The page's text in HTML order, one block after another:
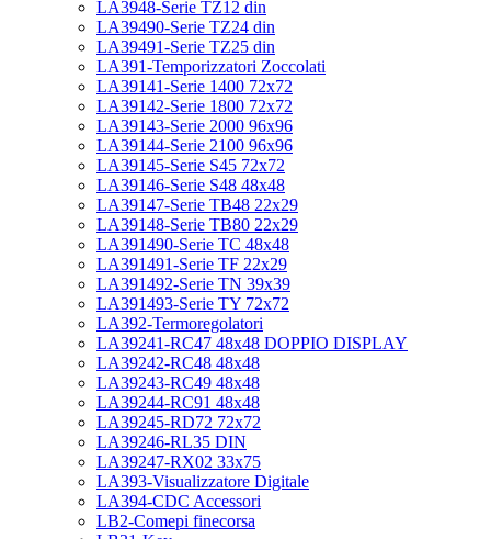
LA3948-Serie TZ12 din
LA39490-Serie TZ24 din
LA39491-Serie TZ25 din
LA391-Temporizzatori Zoccolati
LA39141-Serie 1400 72x72
LA39142-Serie 1800 72x72
LA39143-Serie 2000 96x96
LA39144-Serie 2100 96x96
LA39145-Serie S45 72x72
LA39146-Serie S48 48x48
LA39147-Serie TB48 22x29
LA39148-Serie TB80 22x29
LA391490-Serie TC 48x48
LA391491-Serie TF 22x29
LA391492-Serie TN 39x39
LA391493-Serie TY 72x72
LA392-Termoregolatori
LA39241-RC47 48x48 DOPPIO DISPLAY
LA39242-RC48 48x48
LA39243-RC49 48x48
LA39244-RC91 48x48
LA39245-RD72 72x72
LA39246-RL35 DIN
LA39247-RX02 33x75
LA393-Visualizzatore Digitale
LA394-CDC Accessori
LB2-Comepi finecorsa